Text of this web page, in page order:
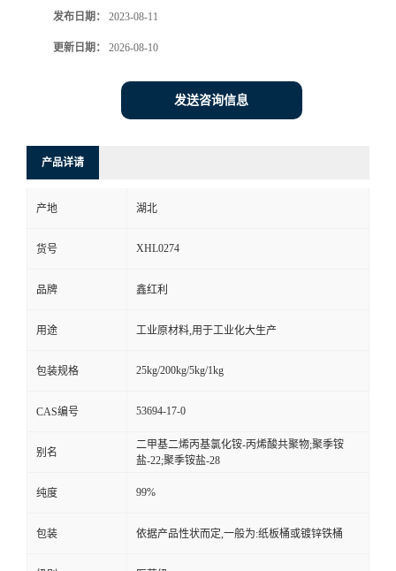
发布日期： 2023-08-11
更新日期： 2026-08-10
发送咨询信息
产品详请
产地 湖北
货号 XHL0274
品牌 鑫红利
用途 工业原材料,用于工业化大生产
包装规格 25kg/200kg/5kg/1kg
CAS编号 53694-17-0
别名
二甲基二烯丙基氯化铵-丙烯酸共聚物;聚季铵
盐-22;聚季铵盐-28
纯度 99%
包装 依据产品性状而定,一般为:纸板桶或镀锌铁桶